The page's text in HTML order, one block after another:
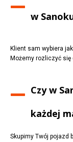
w
Klient sam wybiera
Możemy rozliczyć
Czy w
każdej
Skupimy Twój pojazd